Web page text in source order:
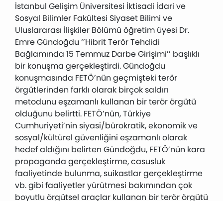
İstanbul Gelişim Üniversitesi İktisadi İdari ve
Sosyal Bilimler Fakültesi Siyaset Bilimi ve
Uluslararası İlişkiler Bölümü öğretim üyesi Dr.
Emre Gündoğdu ‘’Hibrit Terör Tehdidi
Bağlamında 15 Temmuz Darbe Girişimi’’ başlıklı
bir konuşma gerçekleştirdi. Gündoğdu
konuşmasında FETÖ’nün geçmişteki terör
örgütlerinden farklı olarak birçok saldırı
metodunu eşzamanlı kullanan bir terör örgütü
olduğunu belirtti. FETÖ’nün, Türkiye
Cumhuriyeti’nin siyasi/bürokratik, ekonomik ve
sosyal/kültürel güvenliğini eşzamanlı olarak
hedef aldığını belirten Gündoğdu, FETÖ’nün kara
propaganda gerçekleştirme, casusluk
faaliyetinde bulunma, suikastlar gerçekleştirme
vb. gibi faaliyetler yürütmesi bakımından çok
boyutlu örgütsel araçlar kullanan bir terör örgütü